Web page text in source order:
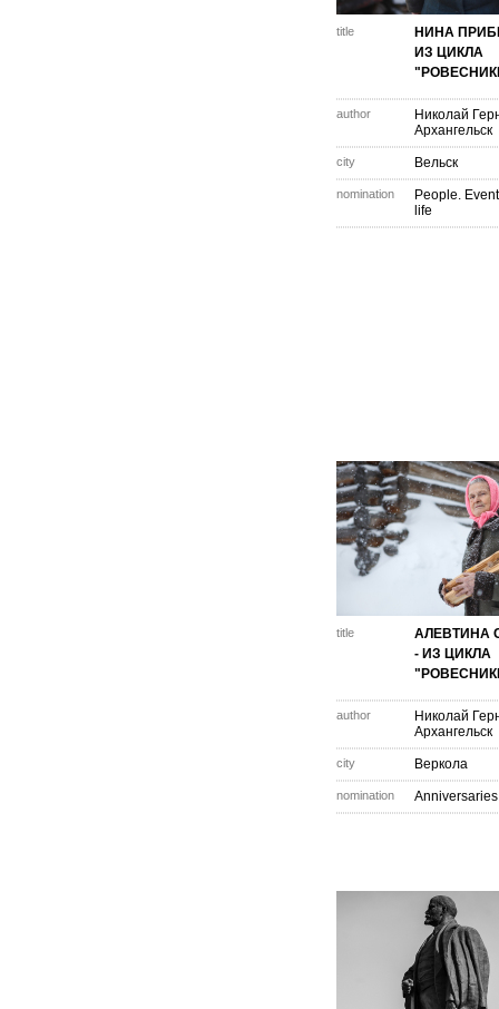
title
НИНА
ИЗ ЦИКЛА
author
Николай
Архангельск
city Вельск
nomination
People.
life
title
АЛЕВТИНА
- ИЗ ЦИКЛА
author
Николай
Архангельск
city Веркола
nomination Anniversaries